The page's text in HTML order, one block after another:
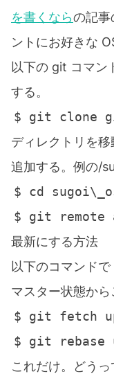
を書くならの記事
ントにお好きな
以下の git コマン
する。
ディレクトリを
追加する。例の/
最新にする方法
以下のコマンド
マスター状態から
これだけ。どうっ